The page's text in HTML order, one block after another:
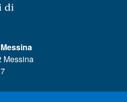
Messina